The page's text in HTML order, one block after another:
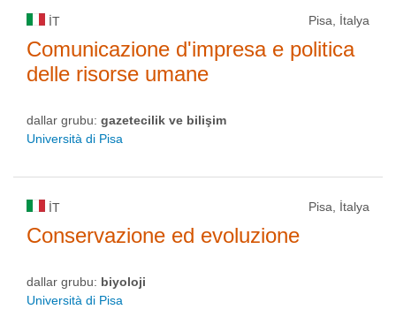
IT Pisa, İtalya
Comunicazione d'impresa e politica
delle risorse umane
dallar grubu: gazetecilik ve bilişim
Università di Pisa
IT Pisa, İtalya
Conservazione ed evoluzione
dallar grubu: biyoloji
Università di Pisa